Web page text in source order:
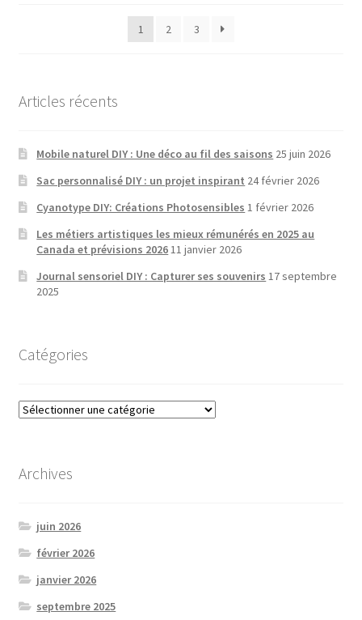
1
2 3
Articles récents
Mobile naturel DIY : Une déco au fil des saisons 25 juin 2026
Sac personnalisé DIY : un projet inspirant 24 février 2026
Cyanotype DIY: Créations Photosensibles 1 février 2026
Les métiers artistiques les mieux rémunérés en 2025 au
Canada et prévisions 202611 janvier 2026
Journal sensoriel DIY : Capturer ses souvenirs 17 septembre
2025
Catégories
Catégories
Archives
juin 2026
février 2026
janvier 2026
septembre 2025